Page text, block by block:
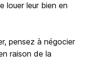
louer leur bien en
pensez à négocier
raison de la